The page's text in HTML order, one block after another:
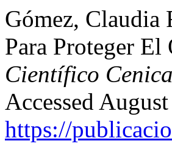
Gómez, Claudia
Para Proteger
Científico
Accessed
https://